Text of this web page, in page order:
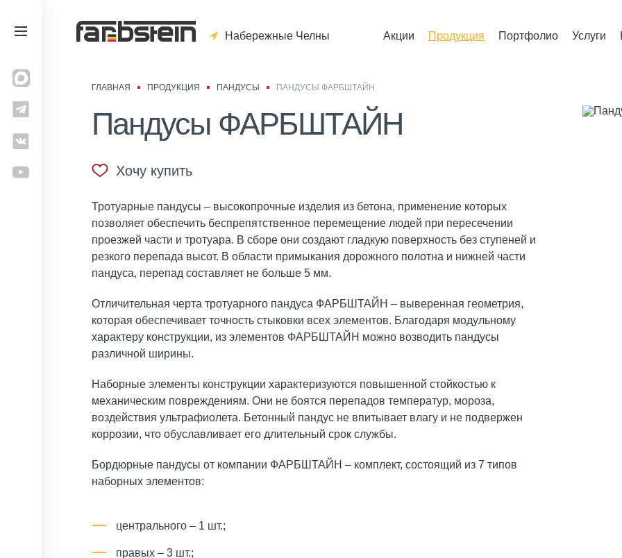
Набережные Челны Акции Продукция Портфолио Услуги
ГЛАВНАЯ ПРОДУКЦИЯ ПАНДУСЫ ПАНДУСЫ ФАРБШТАЙН
Пандусы ФАРБШТАЙН
Хочу купить
Тротуарные пандусы – высокопрочные изделия из бетона, применение которых
позволяет обеспечить беспрепятственное перемещение людей при пересечении
проезжей части и тротуара. В сборе они создают гладкую поверхность без ступеней и
резкого перепада высот. В области примыкания дорожного полотна и нижней части
пандуса, перепад составляет не больше 5 мм.
Отличительная черта тротуарного пандуса ФАРБШТАЙН – выверенная геометрия,
которая обеспечивает точность стыковки всех элементов. Благодаря модульному
характеру конструкции, из элементов ФАРБШТАЙН можно возводить пандусы
различной ширины.
Наборные элементы конструкции характеризуются повышенной стойкостью к
механическим повреждениям. Они не боятся перепадов температур, мороза,
воздействия ультрафиолета. Бетонный пандус не впитывает влагу и не подвержен
коррозии, что обуславливает его длительный срок службы.
Бордюрные пандусы от компании ФАРБШТАЙН – комплект, состоящий из 7 типов
наборных элементов:
центрального – 1 шт.;
правых – 3 шт.;